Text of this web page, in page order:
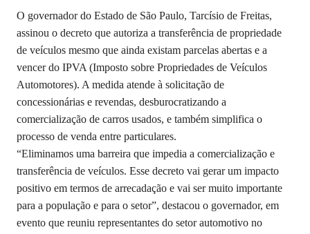
O governador do Estado de São Paulo, Tarcísio de Freitas,
assinou o decreto que autoriza a transferência de propriedade
de veículos mesmo que ainda existam parcelas abertas e a
vencer do IPVA (Imposto sobre Propriedades de Veículos
Automotores). A medida atende à solicitação de
concessionárias e revendas, desburocratizando a
comercialização de carros usados, e também simplifica o
processo de venda entre particulares.
“Eliminamos uma barreira que impedia a comercialização e
transferência de veículos. Esse decreto vai gerar um impacto
positivo em termos de arrecadação e vai ser muito importante
para a população e para o setor”, destacou o governador, em
evento que reuniu representantes do setor automotivo no